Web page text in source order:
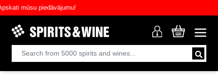
mūsu piedāvājumu!